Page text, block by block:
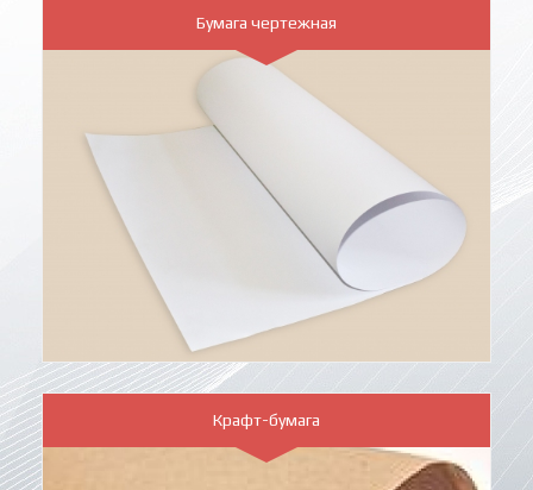
Бумага чертежная
Крафт-бумага